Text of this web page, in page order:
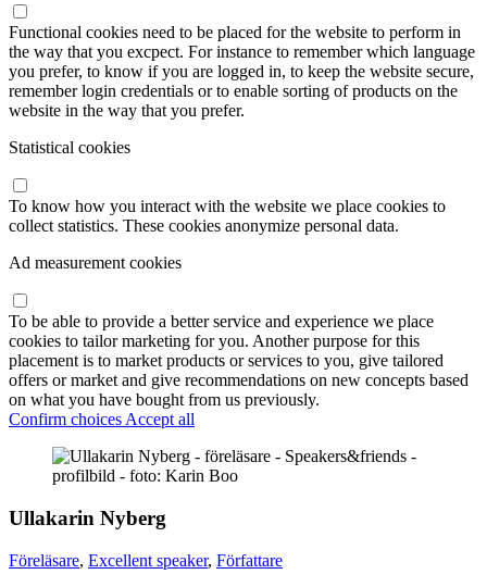
Functional cookies need to be placed for the website to perform in
the way that you excpect. For instance to remember which language
you prefer, to know if you are logged in, to keep the website secure,
remember login credentials or to enable sorting of products on the
website in the way that you prefer.
Statistical cookies
To know how you interact with the website we place cookies to
collect statistics. These cookies anonymize personal data.
Ad measurement cookies
To be able to provide a better service and experience we place
cookies to tailor marketing for you. Another purpose for this
placement is to market products or services to you, give tailored
offers or market and give recommendations on new concepts based
on what you have bought from us previously.
Confirm choicesAccept all
Ullakarin Nyberg
Föreläsare, Excellent speaker, Författare